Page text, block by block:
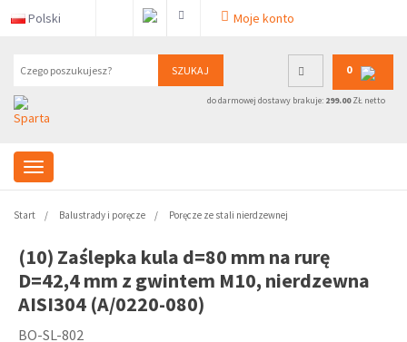
Polski Moje konto
SZUKAJ 0
do darmowej dostawy brakuje: 299.00ZŁ netto
Start Balustrady i poręcze Poręcze ze stali nierdzewnej
(10) Zaślepka kula d=80 mm na rurę
D=42,4 mm z gwintem M10, nierdzewna
AISI304 (A/0220-080)
BO-SL-802